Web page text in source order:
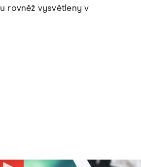
rovněž vysvětleny v